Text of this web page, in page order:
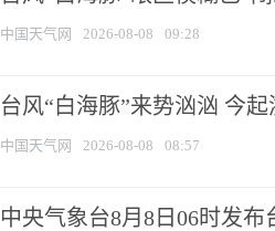
中国天气网 2026-08-08 09:28
台风“白海豚”来势汹汹 今
中国天气网 2026-08-08 08:57
中央气象台8月8日06时发布